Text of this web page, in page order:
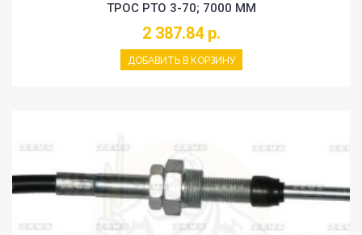
ТРОС PTO 3-70; 7000 MM
2 387.84 р.
ДОБАВИТЬ В КОРЗИНУ